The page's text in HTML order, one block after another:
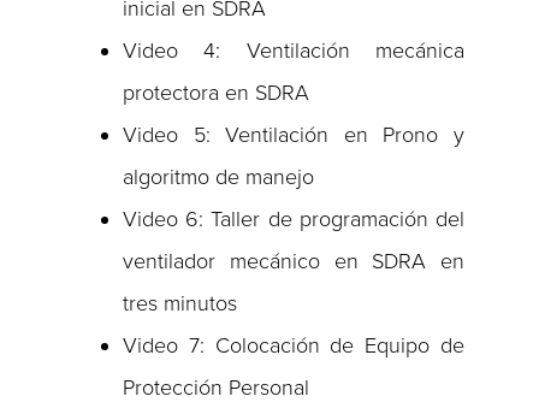
inicial en SDRA
Video 4: Ventilación mecánica
protectora en SDRA
Video 5: Ventilación en Prono y
algoritmo de manejo
Video 6: Taller de programación del
ventilador mecánico en SDRA en
tres minutos
Video 7: Colocación de Equipo de
Protección Personal